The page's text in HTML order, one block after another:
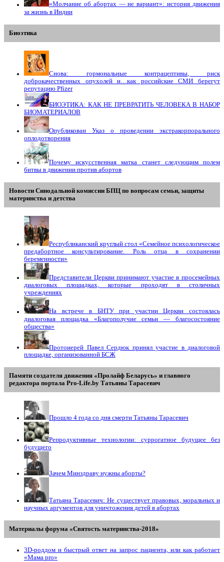
«Молчание об абортах — не вариант»: история движения
за жизнь в Индии
Биоэтика
Снова: гормональные контрацептивы, риск
доброкачественных опухолей и…как российские СМИ берегут
репутацию Pfizer
БИОЭТИКА: КАК НЕ ПРЕВРАТИТЬ ЧЕЛОВЕКА В НАБОР
БИОМАТЕРИАЛОВ
Опубликован Указ о проведении экстракорпорального
оплодотворения
Почему искусственная матка станет следующим полем
битвы в движении против абортов
Новости Синодальной комиссии БПЦ по вопросам семьи, защиты
материнства и детства
Республиканский круглый стол «Семейное психологическое
предабортное консультирование. Роль отца в сохранении
беременности»
Представители Церкви принимают участие в просемейных
диалоговых площадках, которые проходят в столичных
учреждениях
На встрече в БНТУ при участии Церкви состоялась
диалоговая площадка «Благополучие семьи — благосостояние
общества»
Протоиерей Павел Сердюк принял участие в диалоговой
площадке, организованной БСЖ
Памяти создателя движения «Пролайф Беларусь» и главного
редактора портала Pro-Life.by Tатьяны Tарасевич
Прошло 4 года со дня смерти Татьяны Тарасевич
Репродуктивные технологии: суррогатное будущее без
будущего
Зачем Минздраву нужны аборты?
Татьяна Тарасевич: Не существует правовых, моральных и
научных аргументов для уничтожения детей в абортах
Материалы форума «Святость материнства-2018»
3D-роддом и быстрый ответ на запрос пациента, или как работает
«Мама prо»